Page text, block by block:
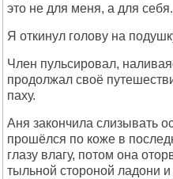
это не для меня, а для себя.
Я откинул голову на
Член пульсировал,
продолжал своё
паху.
Аня закончила слизывать
прошёлся по коже в
глазу влагу, потом она
тыльной стороной ладони